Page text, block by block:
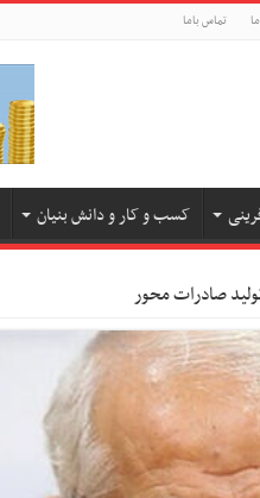
تماس باما
کسب و کار و دانش بنیان
صادرات محور